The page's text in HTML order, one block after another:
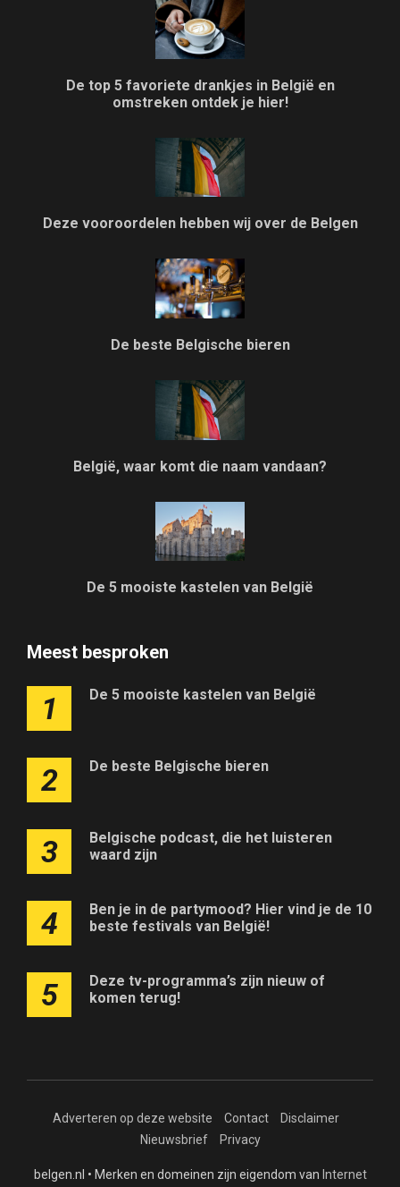
De top 5 favoriete drankjes in België en
omstreken ontdek je hier!
Deze vooroordelen hebben wij over de Belgen
De beste Belgische bieren
België, waar komt die naam vandaan?
De 5 mooiste kastelen van België
Meest besproken
1 De 5 mooiste kastelen van België
2 De beste Belgische bieren
3
Belgische podcast, die het luisteren
waard zijn
4
Ben je in de partymood? Hier vind je de 10
beste festivals van België!
5
Deze tv-programma’s zijn nieuw of
komen terug!
Adverteren op deze website Contact
Disclaimer
Nieuwsbrief
Privacy
belgen.nl • Merken en domeinen zijn eigendom van Internet